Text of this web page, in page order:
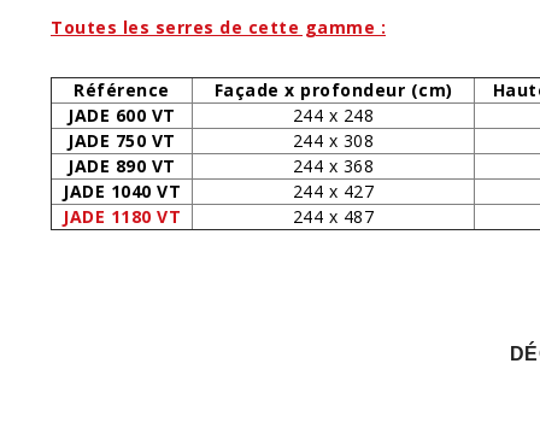
Toutes les serres de cette gamme :
Référence Façade x profondeur (cm)
JADE 600 VT
244 x 248
JADE 750 VT
244 x 308
JADE 890 VT
244 x 368
JADE 1040 VT
244 x 427
JADE 1180 VT
244 x 487